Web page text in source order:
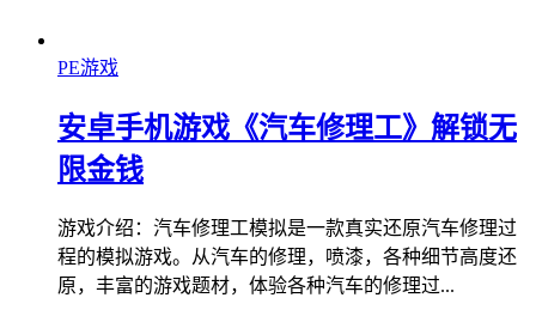
PE游戏
安卓手机游戏《汽车修理工》解锁无
限金钱
游戏介绍：汽车修理工模拟是一款真实还原汽车修理过
程的模拟游戏。从汽车的修理，喷漆，各种细节高度还
原，丰富的游戏题材，体验各种汽车的修理过...